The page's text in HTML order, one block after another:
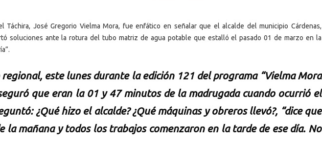
Táchira, José Gregorio Vielma Mora, fue enfático en señalar que el alcalde del municipio Cárdenas,
soluciones ante la rotura del tubo matriz de agua potable que estalló el pasado 01 de marzo en la
este lunes durante la edición 121 del programa “Vielma Mora
que eran la 01 y 47 minutos de la madrugada cuando ocurrió el
¿Qué hizo el alcalde? ¿Qué máquinas y obreros llevó?, “dice que
la mañana y todos los trabajos comenzaron en la tarde de ese día. No